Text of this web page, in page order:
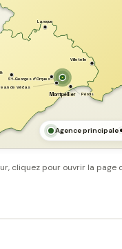
Montpellier Pérols
Laroque
Villetelle
St-Georges d'Orques
de Védas
Agence principale
cliquez pour ouvrir la page